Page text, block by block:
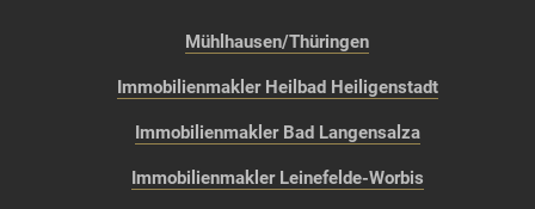
Mühlhausen/Thüringen
Immobilienmakler Heilbad Heiligenstadt
Immobilienmakler Bad Langensalza
Immobilienmakler Leinefelde-Worbis